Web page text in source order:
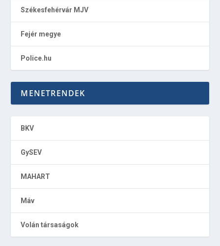
Székesfehérvár MJV
Fejér megye
Police.hu
MENETRENDEK
BKV
GySEV
MAHART
Máv
Volán társaságok